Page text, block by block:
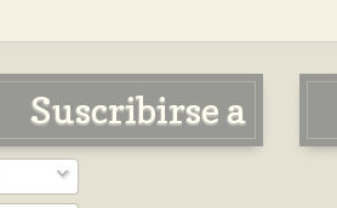
Suscribirse a